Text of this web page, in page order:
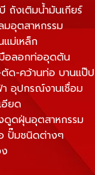
ถังเติมน้ำมันเกียร์
อุตสาหกรรม
แม่เหล็ก
มือลอกท่ออุดตัน
ตัด-คว้านท่อ บานแป๊ป
า อุปกรณ์งานเชื่อม
อียด
ดูดฝุ่นอุตสาหกรรม
ปั๊มชนิดต่างๆ